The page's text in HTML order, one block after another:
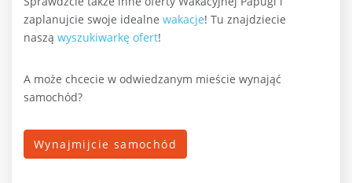
zaplanujcie swoje idealne wakacje! Tu znajdziecie
naszą wyszukiwarkę ofert!
A może chcecie w odwiedzanym mieście wynająć
samochód?
Wynajmijcie samochód